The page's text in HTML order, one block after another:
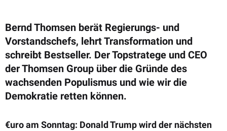
Bernd Thomsen berät Regierungs- und
Vorstandschefs, lehrt Transformation und
schreibt Bestseller. Der Topstratege und CEO
der Thomsen Group über die Gründe des
wachsenden Populismus und wie wir die
Demokratie retten können.
€uro am Sonntag: Donald Trump wird der nächsten